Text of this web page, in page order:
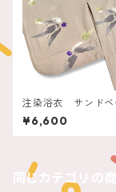
注染浴衣 サンド
小鳥
¥6,600
同じカテゴリの商